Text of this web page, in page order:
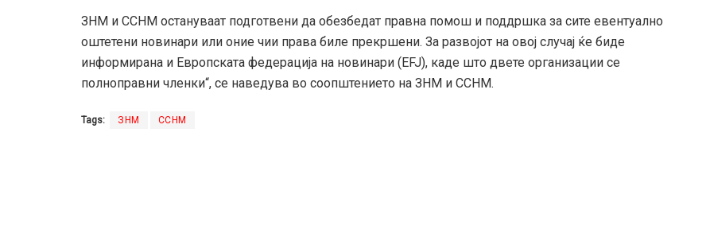
ЗНМ и ССНМ остануваат подготвени да обезбедат правна помош и поддршка за сите евентуално
оштетени новинари или оние чии права биле прекршени. За развојот на овој случај ќе биде
информирана и Европската федерација на новинари (EFJ), каде што двете организации се
полноправни членки“, се наведува во соопштението на ЗНМ и ССНМ.
Tags: ЗНМ ССНМ